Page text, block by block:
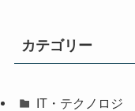
カテゴリー
IT・テクノロジ